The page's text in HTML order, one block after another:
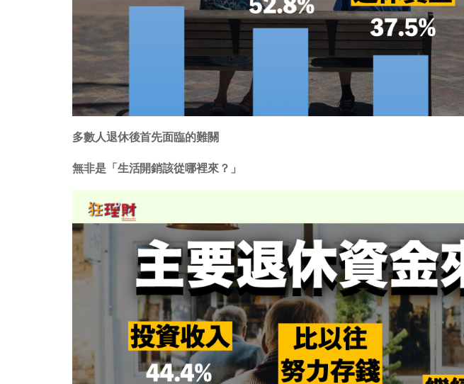
多數人退休後首先面臨的難關
無非是「生活開銷該從哪裡來？」